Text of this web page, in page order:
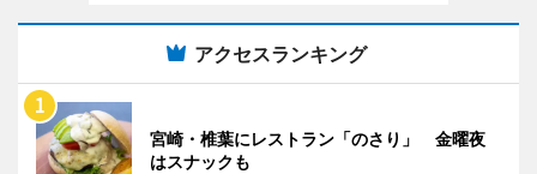
アクセスランキング
宮崎・椎葉にレストラン「のさり」 金曜夜
はスナックも